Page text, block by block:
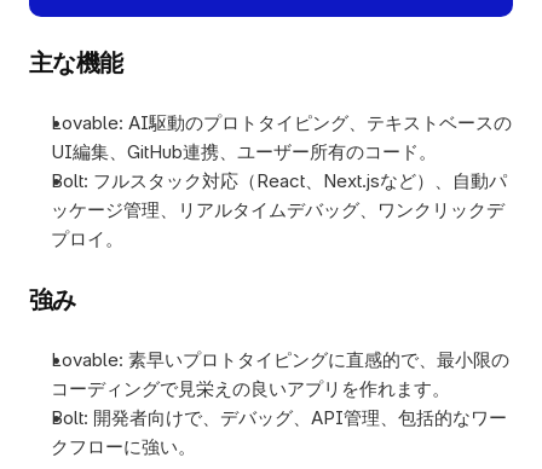
主な機能
Lovable: AI駆動のプロトタイピング、テキストベースの
UI編集、GitHub連携、ユーザー所有のコード。
Bolt: フルスタック対応（React、Next.jsなど）、自動パ
ッケージ管理、リアルタイムデバッグ、ワンクリックデ
プロイ。
強み
Lovable: 素早いプロトタイピングに直感的で、最小限の
コーディングで見栄えの良いアプリを作れます。
Bolt: 開発者向けで、デバッグ、API管理、包括的なワー
クフローに強い。